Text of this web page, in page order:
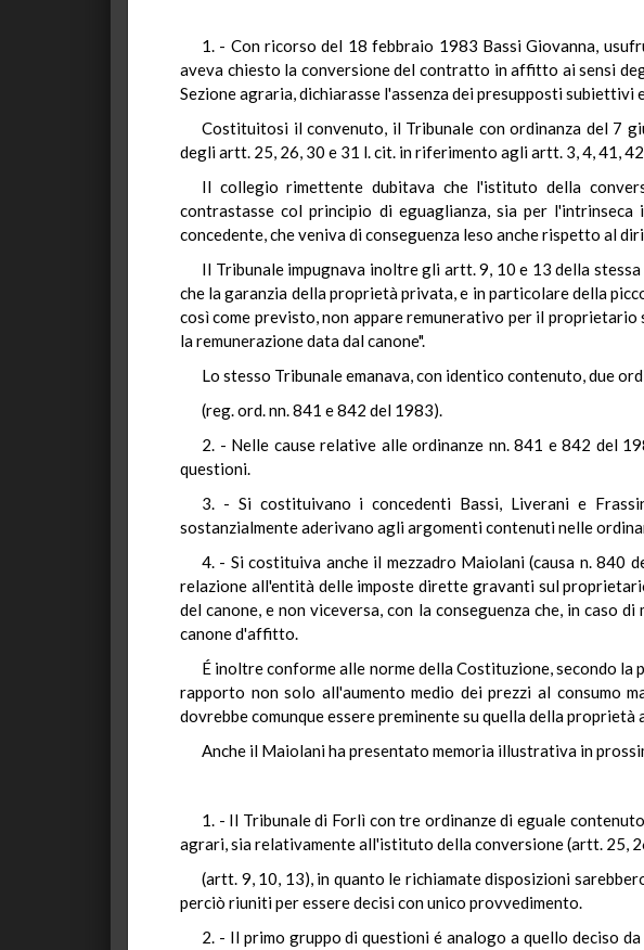
1. - Con ricorso del 18 febbraio 1983 Bassi Giovanna,
aveva chiesto la conversione del contratto in affitto ai sensi
Sezione agraria, dichiarasse l'assenza dei presupposti
Costituitosi il convenuto, il Tribunale con ordinanza del 7
degli artt. 25, 26, 30 e 31 l. cit. in riferimento agli artt. 3, 4, 41,
Il collegio rimettente dubitava che l'istituto della
contrastasse col principio di eguaglianza, sia per
concedente, che veniva di conseguenza leso anche rispetto al
Il Tribunale impugnava inoltre gli artt. 9, 10 e 13 della
che la garanzia della proprietà privata, e in particolare della
così come previsto, non appare remunerativo per il proprietario
la remunerazione data dal canone".
Lo stesso Tribunale emanava, con identico contenuto, due
(reg. ord. nn. 841 e 842 del 1983).
2. - Nelle cause relative alle ordinanze nn. 841 e 842 del
questioni.
3. - Si costituivano i concedenti Bassi, Liverani e
sostanzialmente aderivano agli argomenti contenuti nelle
4. - Si costituiva anche il mezzadro Maiolani (causa n. 840
relazione all'entità delle imposte dirette gravanti sul
del canone, e non viceversa, con la conseguenza che, in caso
canone d'affitto.
É inoltre conforme alle norme della Costituzione, secondo
rapporto non solo all'aumento medio dei prezzi al consumo
dovrebbe comunque essere preminente su quella della proprietà
Anche il Maiolani ha presentato memoria illustrativa in
1. - Il Tribunale di Forlì con tre ordinanze di eguale
agrari, sia relativamente all'istituto della conversione (artt. 25,
(artt. 9, 10, 13), in quanto le richiamate disposizioni
perciò riuniti per essere decisi con unico provvedimento.
2. - Il primo gruppo di questioni é analogo a quello deciso